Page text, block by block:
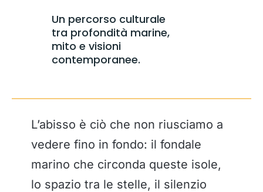
Un percorso culturale
tra profondità marine,
mito e visioni
contemporanee.
L’abisso è ciò che non riusciamo a
vedere fino in fondo: il fondale
marino che circonda queste isole,
lo spazio tra le stelle, il silenzio